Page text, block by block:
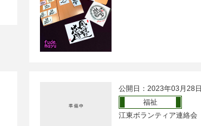
公開日：2023年03月28日
福祉
江東ボランティア連絡会